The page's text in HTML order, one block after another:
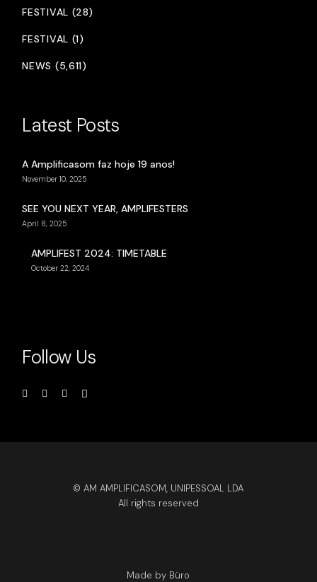
FESTIVAL (28)
FESTIVAL (1)
NEWS (5,611)
Latest Posts
A Amplificasom faz hoje 19 anos!
November 10, 2025
SEE YOU NEXT YEAR, AMPLIFESTERS
April 8, 2025
AMPLIFEST 2024: TIMETABLE
October 22, 2024
Follow Us
© AM AMPLIFICASOM, UNIPESSOAL LDA
All rights reserved
Made by Büro